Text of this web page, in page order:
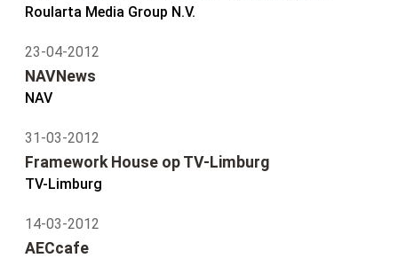
Roularta Media Group N.V.
23-04-2012
NAVNews
NAV
31-03-2012
Framework House op TV-Limburg
TV-Limburg
14-03-2012
AECcafe